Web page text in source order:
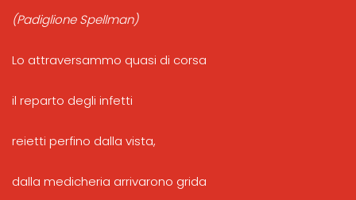
(Padiglione Spellman)
Lo attraversammo quasi di corsa
il reparto degli infetti
reietti perfino dalla vista,
dalla medicheria arrivarono grida